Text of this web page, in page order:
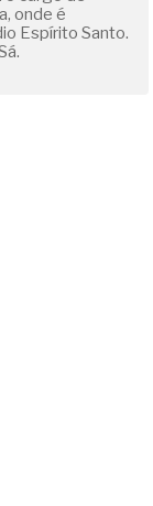
onde é
Espírito Santo.